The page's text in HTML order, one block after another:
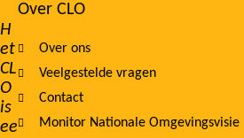
H
et
CL
O
is
ee
Footer
navigation
Over CLO
Over ons
Veelgestelde vragen
Contact
Monitor Nationale Omgevingsvisie